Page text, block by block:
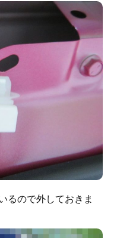
るので外しておきま